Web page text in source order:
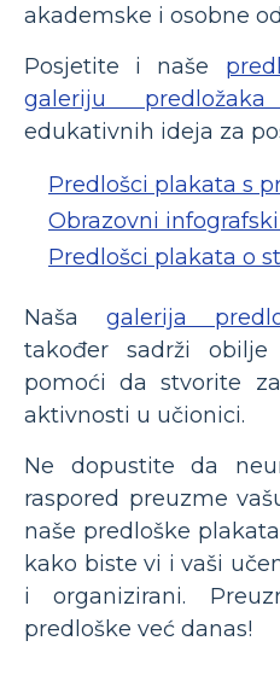
akademske i osobne
Posjetite i naše
galeriju
edukativnih ideja za
Predlošci plakata s
Obrazovni
Predlošci plakata o
Naša galerija
također sadrži
pomoći da stvorite
aktivnosti u učionici.
Ne dopustite da
raspored preuzme
naše predloške
kako biste vi i vaši
i organizirani.
predloške već danas!